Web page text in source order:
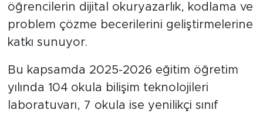
öğrencilerin dijital okuryazarlık, kodlama ve
problem çözme becerilerini geliştirmelerine
katkı sunuyor.
Bu kapsamda 2025-2026 eğitim öğretim
yılında 104 okula bilişim teknolojileri
laboratuvarı, 7 okula ise yenilikçi sınıf